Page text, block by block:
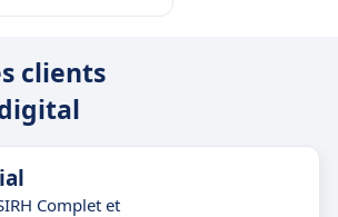
uneéconomie fonctionnelle
clients
Complet et